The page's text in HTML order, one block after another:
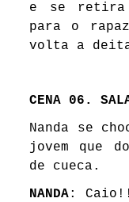
e se retira
para o
volta a
CENA 06.
Nanda se
jovem que
de cueca.
NANDA: